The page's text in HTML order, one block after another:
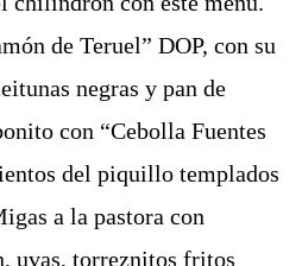
de Teruel” DOP, con su
negras y pan de
con “Cebolla Fuentes
del piquillo templados
a la pastora con
uvas, torreznitos fritos